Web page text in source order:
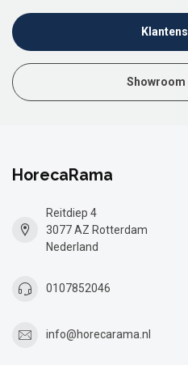
HorecaRama
Reitdiep 4
3077 AZ Rotterdam
Nederland
0107852046
info@horecarama.nl